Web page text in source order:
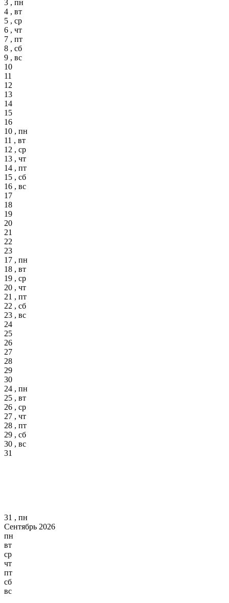
3 , пн
4 , вт
5 , ср
6 , чт
7 , пт
8 , сб
9 , вс
10
11
12
13
14
15
16
10 , пн
11 , вт
12 , ср
13 , чт
14 , пт
15 , сб
16 , вс
17
18
19
20
21
22
23
17 , пн
18 , вт
19 , ср
20 , чт
21 , пт
22 , сб
23 , вс
24
25
26
27
28
29
30
24 , пн
25 , вт
26 , ср
27 , чт
28 , пт
29 , сб
30 , вс
31
31 , пн
Сентябрь 2026
пн
вт
ср
чт
пт
сб
вс